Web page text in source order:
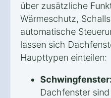
über zusätzliche
Wärmeschutz,
automatische
lassen sich
Haupttypen einteilen:
Schwingfenster:
Dachfenster